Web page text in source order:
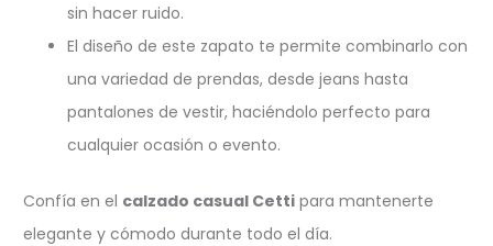
sin hacer ruido.
El diseño de este zapato te permite combinarlo con
una variedad de prendas, desde jeans hasta
pantalones de vestir, haciéndolo perfecto para
cualquier ocasión o evento.
Confía en el calzado casual Cetti para mantenerte
elegante y cómodo durante todo el día.